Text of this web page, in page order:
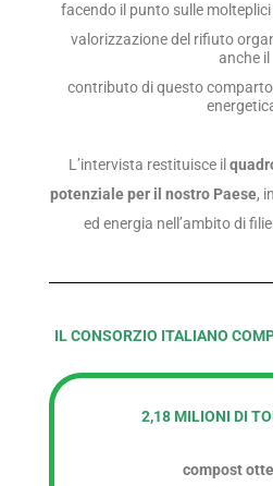
facendo il punto sulle
valorizzazione del rifiuto
anche il
contributo di questo comparto
L’intervista restituisce il
potenzialeper il nostro Paese,
ed energia nell’ambito di
IL CONSORZIO ITALIANO
2,18 MILIONI DI
compost